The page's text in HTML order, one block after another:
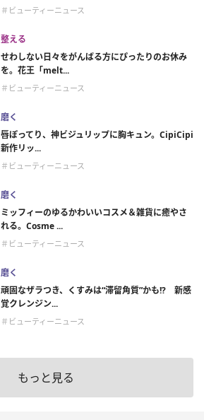
＃ビューティーニュース
整える
せわしない日々をがんばる方にぴったりのお休み
を。花王「melt...
＃ビューティーニュース
磨く
唇ぽってり、神ビジュリップに胸キュン。CipiCipi
新作リッ...
＃ビューティーニュース
磨く
ミッフィーのゆるかわいいコスメ＆雑貨に癒やさ
れる。Cosme ...
＃ビューティーニュース
磨く
頑固なザラつき、くすみは“滞留角質”かも!? 新感
覚クレンジン...
＃ビューティーニュース
もっと見る